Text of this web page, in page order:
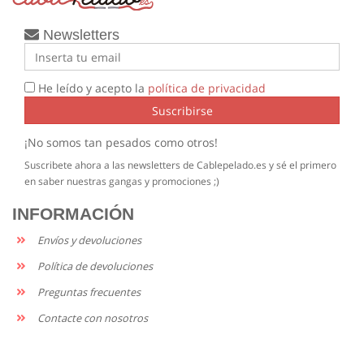
Newsletters
He leído y acepto la política de privacidad
Suscribirse
¡No somos tan pesados como otros!
Suscribete ahora a las newsletters de Cablepelado.es y sé el primero
en saber nuestras gangas y promociones ;)
INFORMACIÓN
Envíos y devoluciones
Política de devoluciones
Preguntas frecuentes
Contacte con nosotros